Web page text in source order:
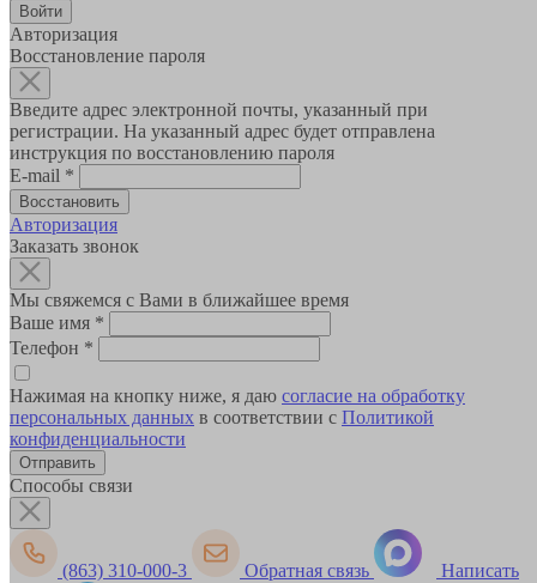
Авторизация
Восстановление пароля
Введите адрес электронной почты, указанный при
регистрации. На указанный адрес будет отправлена
инструкция по восстановлению пароля
E-mail *
Авторизация
Заказать звонок
Мы свяжемся с Вами в ближайшее время
Ваше имя *
Телефон *
Нажимая на кнопку ниже, я даю согласие на обработку
персональных данных в соответствии с Политикой
конфиденциальности
Способы связи
(863) 310-000-3 Обратная связь Написать